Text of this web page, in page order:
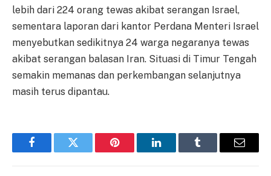
lebih dari 224 orang tewas akibat serangan Israel,
sementara laporan dari kantor Perdana Menteri Israel
menyebutkan sedikitnya 24 warga negaranya tewas
akibat serangan balasan Iran. Situasi di Timur Tengah
semakin memanas dan perkembangan selanjutnya
masih terus dipantau.
FacebookTwitter Pinterest LinkedInTumblr Email